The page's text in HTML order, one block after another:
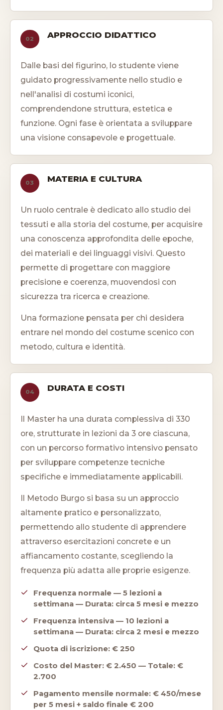
02 APPROCCIO DIDATTICO
Dalle basi del figurino, lo studente viene
guidato progressivamente nello studio e
nell'analisi di costumi iconici,
comprendendone struttura, estetica e
funzione. Ogni fase è orientata a sviluppare
una visione consapevole e progettuale.
03 MATERIA E CULTURA
Un ruolo centrale è dedicato allo studio dei
tessuti e alla storia del costume, per acquisire
una conoscenza approfondita delle epoche,
dei materiali e dei linguaggi visivi. Questo
permette di progettare con maggiore
precisione e coerenza, muovendosi con
sicurezza tra ricerca e creazione.
Una formazione pensata per chi desidera
entrare nel mondo del costume scenico con
metodo, cultura e identità.
04 DURATA E COSTI
Il Master ha una durata complessiva di 330
ore, strutturate in lezioni da 3 ore ciascuna,
con un percorso formativo intensivo pensato
per sviluppare competenze tecniche
specifiche e immediatamente applicabili.
Il Metodo Burgo si basa su un approccio
altamente pratico e personalizzato,
permettendo allo studente di apprendere
attraverso esercitazioni concrete e un
affiancamento costante, scegliendo la
frequenza più adatta alle proprie esigenze.
Frequenza normale — 5 lezioni a
settimana — Durata: circa 5 mesi e mezzo
Frequenza intensiva — 10 lezioni a
settimana — Durata: circa 2 mesi e mezzo
Quota di iscrizione: € 250
Costo del Master: € 2.450 — Totale: €
2.700
Pagamento mensile normale: € 450/mese
per 5 mesi + saldo finale € 200